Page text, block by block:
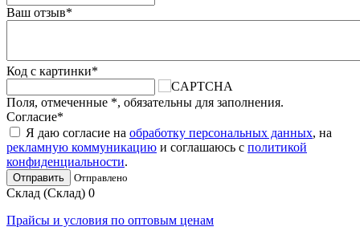
Ваш отзыв*
Код с картинки*
Поля, отмеченные *, обязательны для заполнения.
Согласие*
Я даю согласие на обработку персональных данных, на
рекламную коммуникацию и соглашаюсь с политикой
конфиденциальности.
Отправить Отправлено
Склад (Склад) 0
Прайсы и условия по оптовым ценам